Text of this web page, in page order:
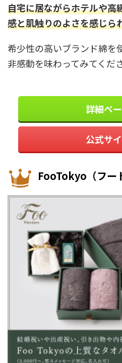
自宅に居ながらホテルや高
感と肌触りのよさを感じら
希少性の高いブランド綿を
非感動を味わってみてくだ
詳細ペ
公式サ
FooTokyo（フー